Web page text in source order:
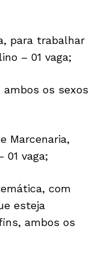
para trabalhar
– 01 vaga;
ambos os sexos
Marcenaria,
01 vaga;
com
esteja
ambos os